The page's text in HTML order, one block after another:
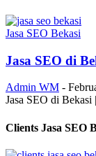
Jasa SEO Bekasi
Jasa SEO di
Admin WM -
Jasa SEO di
Clients Jasa SEO